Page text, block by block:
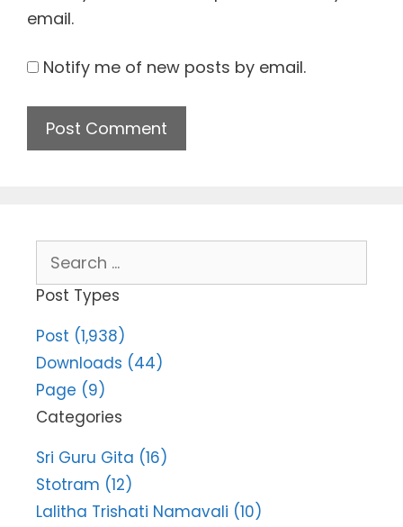
email.
Notify me of new posts by email.
for:
Post Types
Post (1,938)
Downloads (44)
Page (9)
Categories
Sri Guru Gita (16)
Stotram (12)
Lalitha Trishati Namavali (10)